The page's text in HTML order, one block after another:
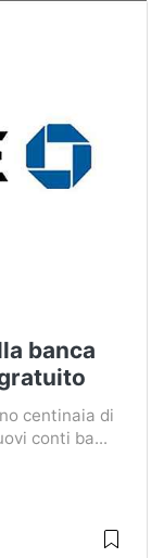
banca
centinaia di
conti ba...